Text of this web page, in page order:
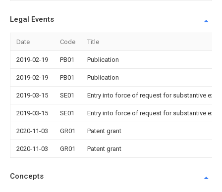
Legal Events
Date Code Title
2019-02-19 PB01 Publication
2019-02-19 PB01 Publication
2019-03-15 SE01 Entry into force of request for substantive
2019-03-15 SE01 Entry into force of request for substantive
2020-11-03 GR01 Patent grant
2020-11-03 GR01 Patent grant
Concepts